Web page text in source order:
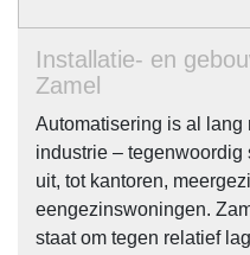
Installatie- en
Zamel
Automatisering is al lang
industrie – tegenwoordig
uit, tot kantoren,
eengezinswoningen.
staat om tegen relatief